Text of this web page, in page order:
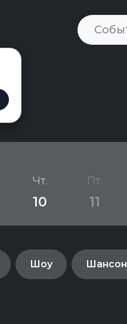
Чт.
10
Пт.
11
Шоу Шансон